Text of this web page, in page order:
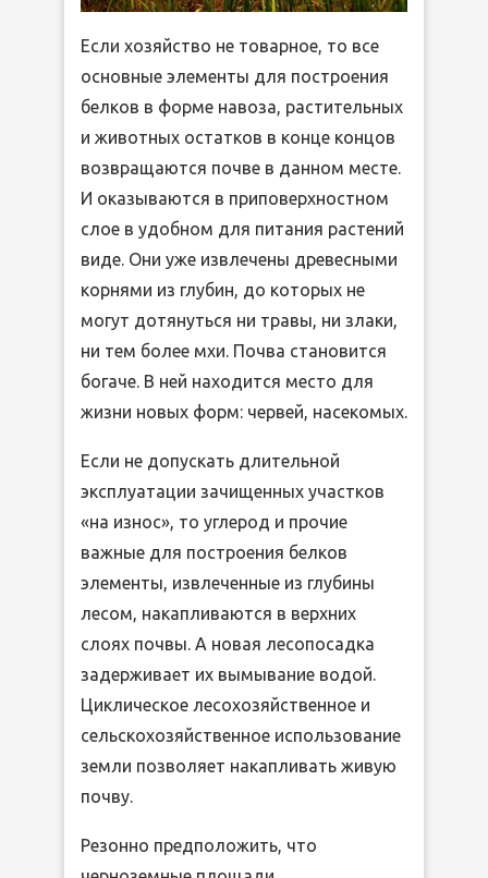
Если хозяйство не товарное, то все
основные элементы для построения
белков в форме навоза, растительных
и животных остатков в конце концов
возвращаются почве в данном месте.
И оказываются в приповерхностном
слое в удобном для питания растений
виде. Они уже извлечены древесными
корнями из глубин, до которых не
могут дотянуться ни травы, ни злаки,
ни тем более мхи. Почва становится
богаче. В ней находится место для
жизни новых форм: червей, насекомых.
Если не допускать длительной
эксплуатации зачищенных участков
«на износ», то углерод и прочие
важные для построения белков
элементы, извлеченные из глубины
лесом, накапливаются в верхних
слоях почвы. А новая лесопосадка
задерживает их вымывание водой.
Циклическое лесохозяйственное и
сельскохозяйственное использование
земли позволяет накапливать живую
почву.
Резонно предположить, что